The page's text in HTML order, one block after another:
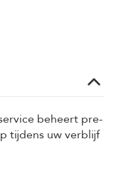
beheert pre-
tijdens uw verblijf